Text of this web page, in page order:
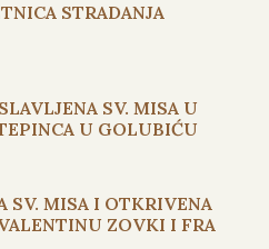
STRADANJA
SV. MISA U
U GOLUBIĆU
SV. MISA I OTKRIVENA
ZOVKI I FRA